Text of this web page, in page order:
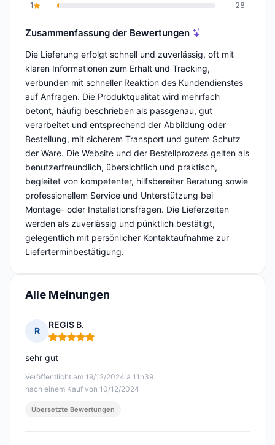
1
28
Zusammenfassung der Bewertungen
Die Lieferung erfolgt schnell und zuverlässig, oft mit
klaren Informationen zum Erhalt und Tracking,
verbunden mit schneller Reaktion des Kundendienstes
auf Anfragen. Die Produktqualität wird mehrfach
betont, häufig beschrieben als passgenau, gut
verarbeitet und entsprechend der Abbildung oder
Bestellung, mit sicherem Transport und gutem Schutz
der Ware. Die Website und der Bestellprozess gelten als
benutzerfreundlich, übersichtlich und praktisch,
begleitet von kompetenter, hilfsbereiter Beratung sowie
professionellem Service und Unterstützung bei
Montage- oder Installationsfragen. Die Lieferzeiten
werden als zuverlässig und pünktlich bestätigt,
gelegentlich mit persönlicher Kontaktaufnahme zur
Lieferterminbestätigung.
Alle Meinungen
R
REGIS B.
Hinweis: 5 von 5
Veröffentlicht am 19/12/2024 à 11h39
nach einem Kauf von 10/12/2024
sehr gut
Übersetzte Bewertungen